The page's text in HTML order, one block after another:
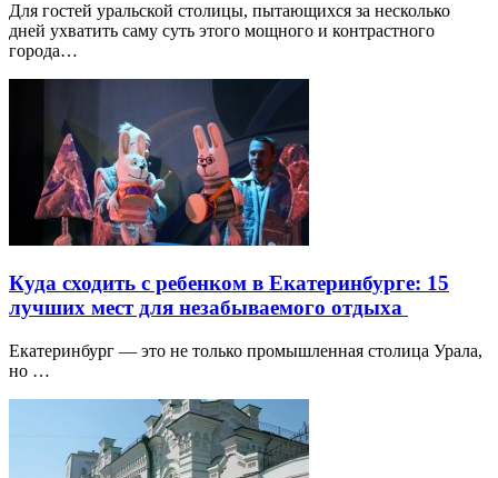
Для гостей уральской столицы, пытающихся за несколько
дней ухватить саму суть этого мощного и контрастного
города…
Куда сходить с ребенком в Екатеринбурге: 15
лучших мест для незабываемого отдыха
Екатеринбург — это не только промышленная столица Урала,
но …